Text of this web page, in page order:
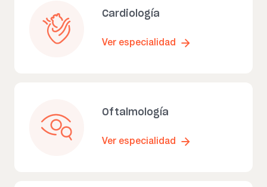
Cardiología
Ver especialidad
Oftalmología
Ver especialidad